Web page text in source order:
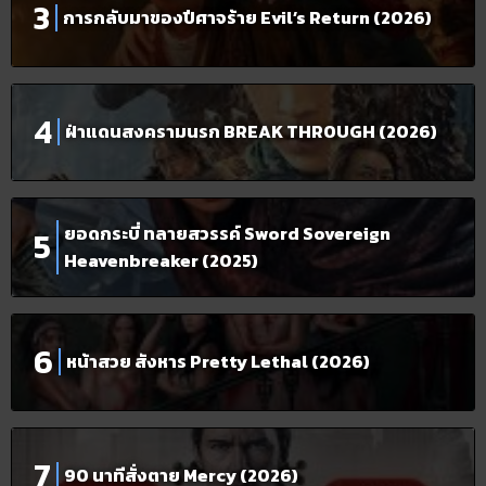
การกลับมาของปีศาจร้าย Evil’s Return (2026)
ฝ่าแดนสงครามนรก BREAK THROUGH (2026)
ยอดกระบี่ ทลายสวรรค์ Sword Sovereign
Heavenbreaker (2025)
หน้าสวย สังหาร Pretty Lethal (2026)
90 นาทีสั่งตาย Mercy (2026)